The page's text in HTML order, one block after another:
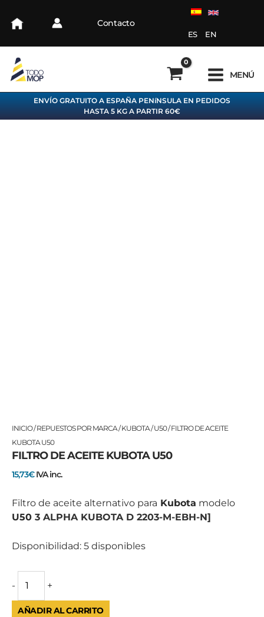
Contacto
ES EN
MENÚ
ENVÍO GRATUITO A ESPAÑA PENíNSULA EN PEDIDOS
HASTA 5 KG A PARTIR 60€
INICIO/REPUESTOS POR MARCA/KUBOTA/U50/ FILTRO DE ACEITE
KUBOTA U50
FILTRO DE ACEITE KUBOTA U50
15,73€ IVA inc.
Filtro de aceite alternativo para Kubota modelo
U50 3 ALPHA KUBOTA D 2203-M-EBH-N]
Disponibilidad: 5 disponibles
-
FILTRO
DE
ACEITE
KUBOTA
cantidad
+
AÑADIR AL CARRITO